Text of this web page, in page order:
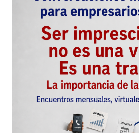
Your E-mail
Guarda mi nombre, correo
este navegador para la
comente.
Este sitio esta
reCAPTCHA y laPolítica
y losTérminos
de Googlese aplican.